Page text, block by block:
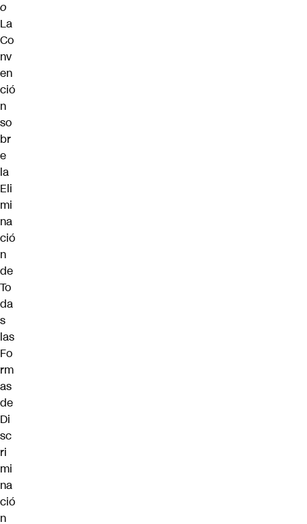
o
La
Co
nv
en
ció
n
so
br
e
la
Eli
mi
na
ció
n
de
To
da
s
las
Fo
rm
as
de
Di
sc
ri
mi
na
ció
n